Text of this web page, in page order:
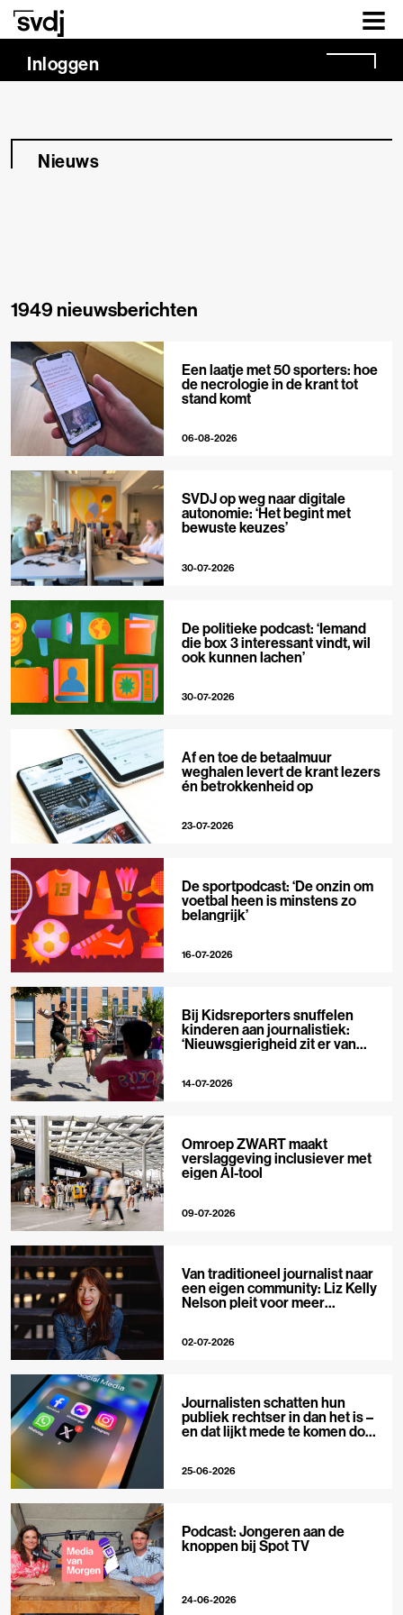
Naar hoofdinhoud
Inloggen
Nieuws
1949 nieuwsberichten
Een laatje met 50 sporters: hoe
de necrologie in de krant tot
stand komt
06-08-2026
SVDJ op weg naar digitale
autonomie: ‘Het begint met
bewuste keuzes’
30-07-2026
De politieke podcast: ‘Iemand
die box 3 interessant vindt, wil
ook kunnen lachen’
30-07-2026
Af en toe de betaalmuur
weghalen levert de krant lezers
én betrokkenheid op
23-07-2026
De sportpodcast: ‘De onzin om
voetbal heen is minstens zo
belangrijk’
16-07-2026
Bij Kidsreporters snuffelen
kinderen aan journalistiek:
‘Nieuwsgierigheid zit er van
14-07-2026
Omroep ZWART maakt
verslaggeving inclusiever met
eigen AI-tool
09-07-2026
Van traditioneel journalist naar
een eigen community: Liz Kelly
Nelson pleit voor meer
02-07-2026
Journalisten schatten hun
publiek rechtser in dan het is –
en dat lijkt mede te komen door
25-06-2026
Podcast: Jongeren aan de
knoppen bij Spot TV
24-06-2026